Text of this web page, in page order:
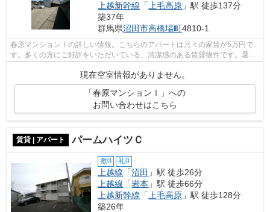
上越新幹線 「上毛高原 」駅 徒歩137分
築37年
群馬県沼田市高橋場町4810-1
春原マンションⅠの詳しい情報。こちらのアパートは月々の家賃が5万円で
す。多くの方にご好評をいただいている、清潔感のある賃貸物件です。暑い
現在空室情報がありません。
「春原マンションⅠ」への
お問い合わせはこちら
賃貸 | アパート パームハイツＣ
敷0 礼0
上越線 「沼田 」駅 徒歩26分
上越線 「岩本 」駅 徒歩66分
上越新幹線 「 上毛高原 」駅 徒歩128分
築26年